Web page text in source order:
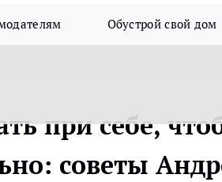
Обустрой свой дом
при себе,
советы